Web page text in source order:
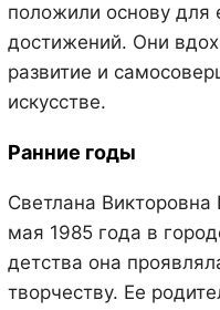
положили основу для
достижений. Они
развитие и
искусстве.
Ранние годы
Светлана Викторовна
мая 1985 года в
детства она
творчеству. Ее